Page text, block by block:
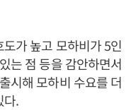
가 높고 모하비가 5인
는 점 등을 감안하면서
시해 모하비 수요를 더
다.